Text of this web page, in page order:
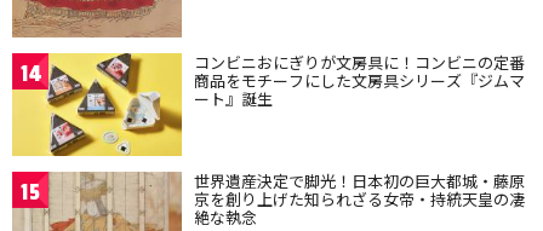
14 コンビニおにぎりが文房具に！コンビニの定番
商品をモチーフにした文房具シリーズ『ジムマ
ート』誕生
15 世界遺産決定で脚光！日本初の巨大都城・藤原
京を創り上げた知られざる女帝・持統天皇の凄
絶な執念